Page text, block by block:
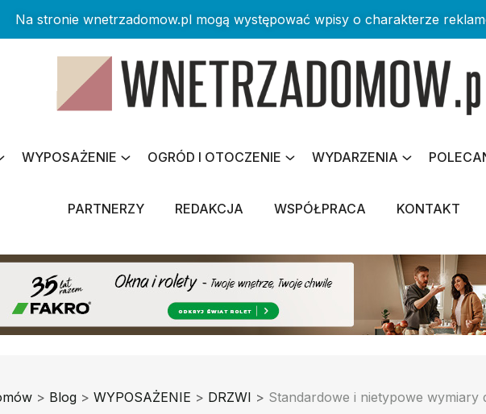
Na stronie wnetrzadomow.pl mogą występować wpisy o charakterze
WYPOSAŻENIE OGRÓD I OTOCZENIE WYDARZENIA
PARTNERZY REDAKCJA WSPÓŁPRACA KONTAKT
> Blog > WYPOSAŻENIE > DRZWI > Standardowe i nietypowe